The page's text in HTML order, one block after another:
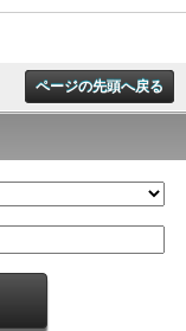
ページの先頭へ戻る